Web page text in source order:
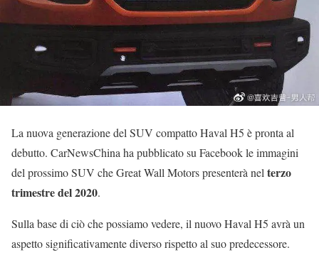
La nuova generazione del SUV compatto Haval H5 è pronta al
debutto. CarNewsChina ha pubblicato su Facebook le immagini
del prossimo SUV che Great Wall Motors presenterà nel terzo
trimestre del 2020.
Sulla base di ciò che possiamo vedere, il nuovo Haval H5 avrà un
aspetto significativamente diverso rispetto al suo predecessore.